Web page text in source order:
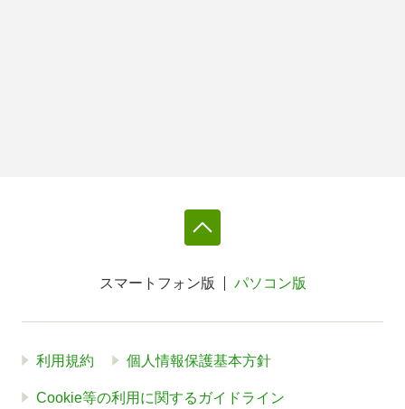
スマートフォン版 パソコン版
利用規約 個人情報保護基本方針
Cookie等の利用に関するガイドライン